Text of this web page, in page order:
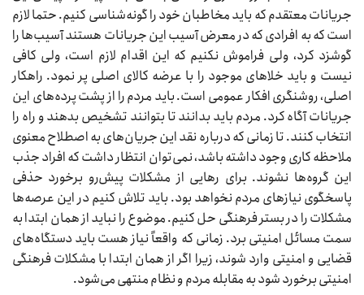
جریانات معتقدم که باید مخاطبان خود را گونه‌شناسی کنیم. حتما لازم
است که به افرادی که در معرض آسیب این جریانات هستند آسیب‌ها را
گوشزد کرد، ولی فراموش نکنیم که این اقدام لازم است، ولی کافی
نیست و باید خلا‌های موجود را با عرضه کالای اصلی پر نمود. راهکار
اصلی، روشنگری افکار عمومی است. باید مردم را از پشت پرده‌های این
جریانات آگاه کرد. مردم باید بدانند تا بتوانند تشخیص بدهند و راه را
انتخاب کنند. تا زمانی که درباره نقد این جریان‌های به اصطلاح معنوی
ملاحظه کاری وجود داشته باشد، نمی‌توان انتظار داشت که افراد جذب
این گروه‌ها نشوند. برای رهایی از مشکلات پیش‌رو برخورد حذفی
پاسخگوی نیاز‌های مردم نخواهد بود. باید تلاش کنیم در این عرصه‌ها
مشکلات را در بستر فرهنگی حل کنیم. موضوع را نباید از همان ابتدا به
سمت مسائل امنیتی برد. زمانی که واقعاً نیاز هست باید دستگاه‌های
قضایی و امنیتی وارد شوند، زیرا اگر از همان ابتدا با مشکلات فرهنگی
امنیتی برخورد شود به مقابله مردم و نظام منتهی می‌شود.